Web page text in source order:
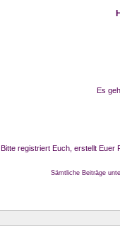
Es
Bitte registriert Euch, erstellt Euer
Sämtliche Beiträge